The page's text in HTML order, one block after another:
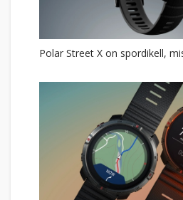
Polar Street X on spordikell,